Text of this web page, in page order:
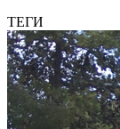
ТЕГИ